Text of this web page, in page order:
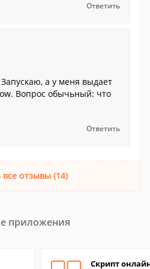
Ответить
а у меня выдает
Вопрос обычьный: что
Ответить
отзывы (14)
приложения
Скрипт